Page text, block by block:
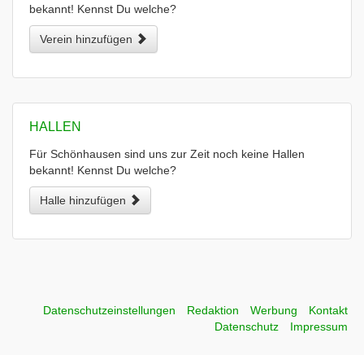
bekannt! Kennst Du welche?
Verein hinzufügen
HALLEN
Für Schönhausen sind uns zur Zeit noch keine Hallen
bekannt! Kennst Du welche?
Halle hinzufügen
Datenschutzeinstellungen Redaktion Werbung
Kontakt
Datenschutz
Impressum